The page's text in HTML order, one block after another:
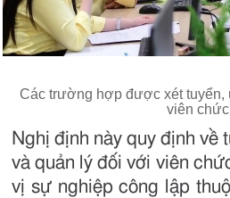
Các trường hợp được xét tuyển,
viên
Nghị định này quy định về
và quản lý đối với viên
vị sự nghiệp công lập